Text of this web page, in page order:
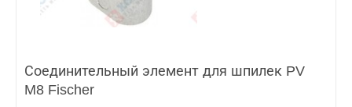
Соединительный элемент для шпилек PV
M8 Fischer